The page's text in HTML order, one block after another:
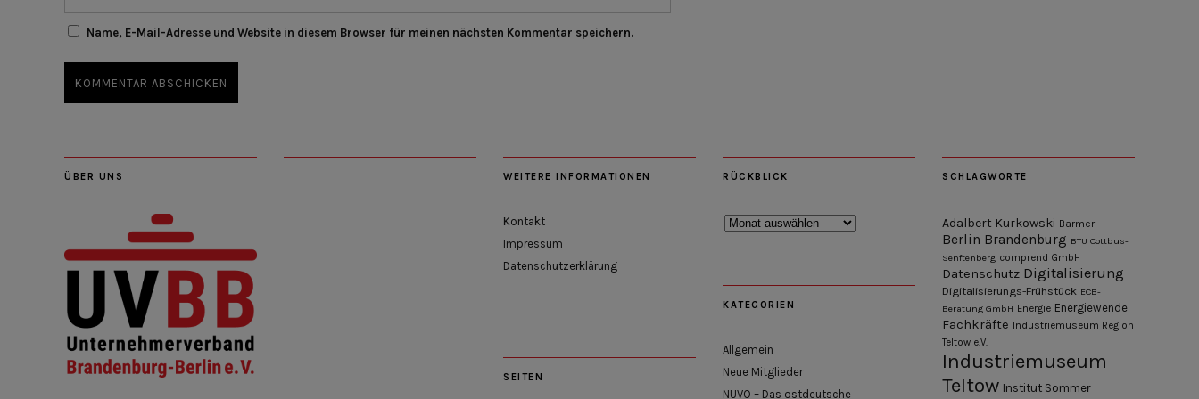
Name, E-Mail-Adresse und Website in diesem Browser für meinen nächsten Kommentar speichern.
ÜBER UNS WEITERE INFORMATIONEN
Kontakt
Impressum
Datenschutzerklärung
SEITEN
RÜCKBLICK
Rückblick
KATEGORIEN
Allgemein
Neue Mitglieder
NUVO – Das ostdeutsche
SCHLAGWORTE
Adalbert Kurkowski Barmer
Berlin Brandenburg BTU Cottbus-
Senftenberg comprend GmbH
Datenschutz Digitalisierung
Digitalisierungs-Frühstück ECB-
Beratung GmbH Energie Energiewende
Fachkräfte Industriemuseum Region
Teltow e.V.
Industriemuseum
Teltow Institut Sommer